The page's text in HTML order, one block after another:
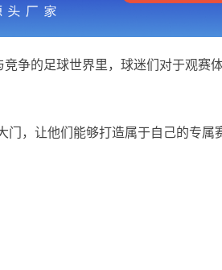
争的足球世界里，球迷们对于观赛
，让他们能够打造属于自己的专属